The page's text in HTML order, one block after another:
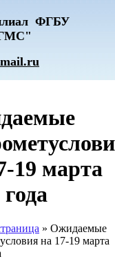
ФГБУ
19 марта
» Ожидаемые
на 17-19 марта